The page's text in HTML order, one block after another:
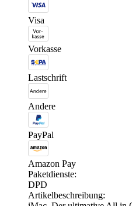
Visa
Vorkasse
Lastschrift
Andere
PayPal
Amazon Pay
Paketdienste:
DPD
Artikelbeschreibung: